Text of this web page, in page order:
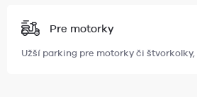
Pre motorky
Užší parking pre motorky či štvorkolky,